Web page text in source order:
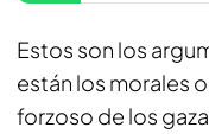
Estos son los
están los morales
forzoso de los